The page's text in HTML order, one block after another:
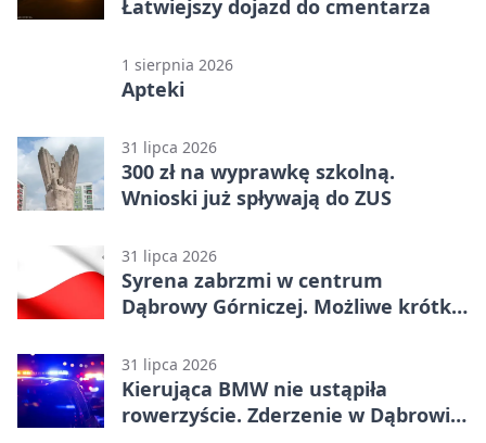
Łatwiejszy dojazd do cmentarza
1 sierpnia 2026
Apteki
31 lipca 2026
300 zł na wyprawkę szkolną.
Wnioski już spływają do ZUS
31 lipca 2026
Syrena zabrzmi w centrum
Dąbrowy Górniczej. Możliwe krótkie
31 lipca 2026
Kierująca BMW nie ustąpiła
rowerzyście. Zderzenie w Dąbrowie